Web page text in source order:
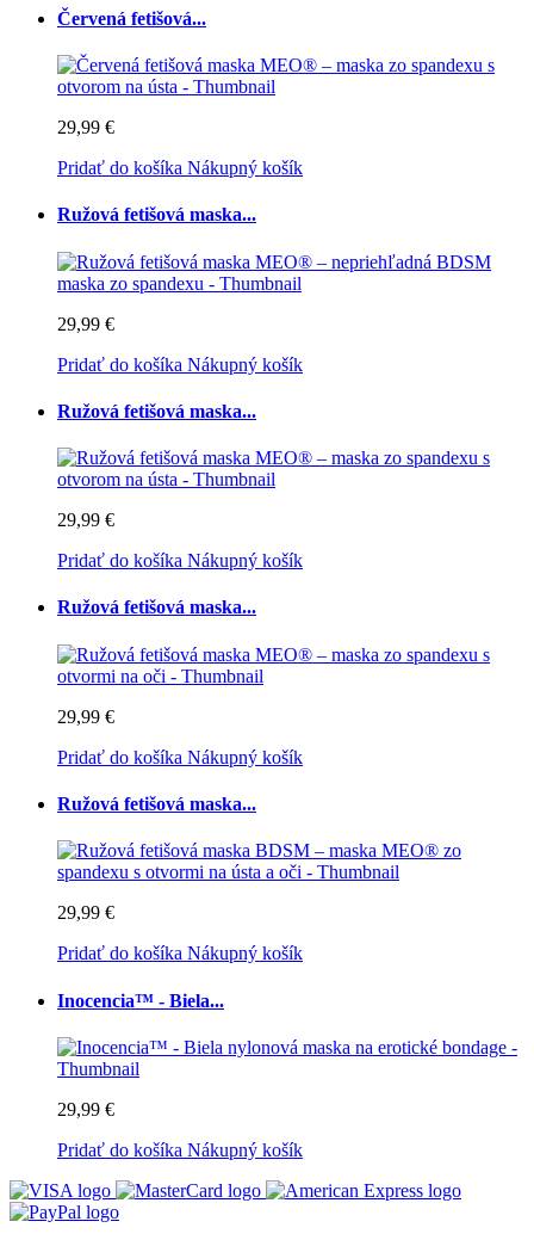
Červená fetišová...
29,99 €
Pridať do košíka Nákupný košík
Ružová fetišová maska...
29,99 €
Pridať do košíka Nákupný košík
Ružová fetišová maska...
29,99 €
Pridať do košíka Nákupný košík
Ružová fetišová maska...
29,99 €
Pridať do košíka Nákupný košík
Ružová fetišová maska...
29,99 €
Pridať do košíka Nákupný košík
Inocencia™ - Biela...
29,99 €
Pridať do košíka Nákupný košík